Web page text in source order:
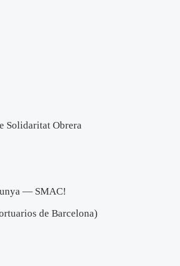
Solidaritat Obrera
— SMAC!
de Barcelona)